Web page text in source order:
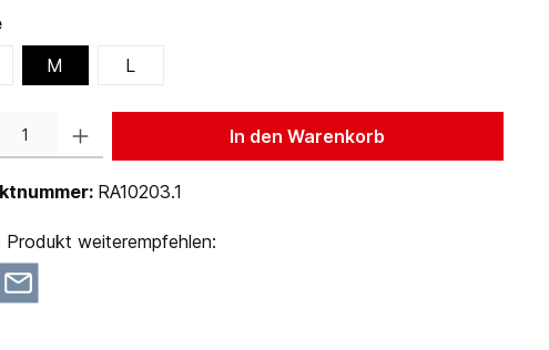
M L
In den Warenkorb
RA10203.1
Produkt weiterempfehlen: